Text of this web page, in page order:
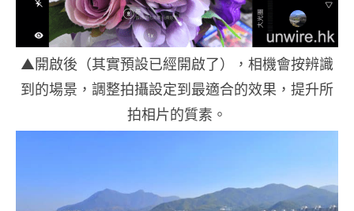
▲開啟後（其實預設已經開啟了），相機會按辨識
到的場景，調整拍攝設定到最適合的效果，提升所
拍相片的質素。